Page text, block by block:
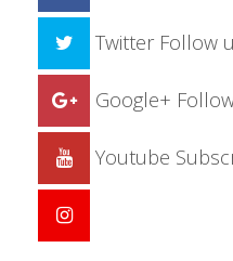
Twitter Follow
Google+
Youtube